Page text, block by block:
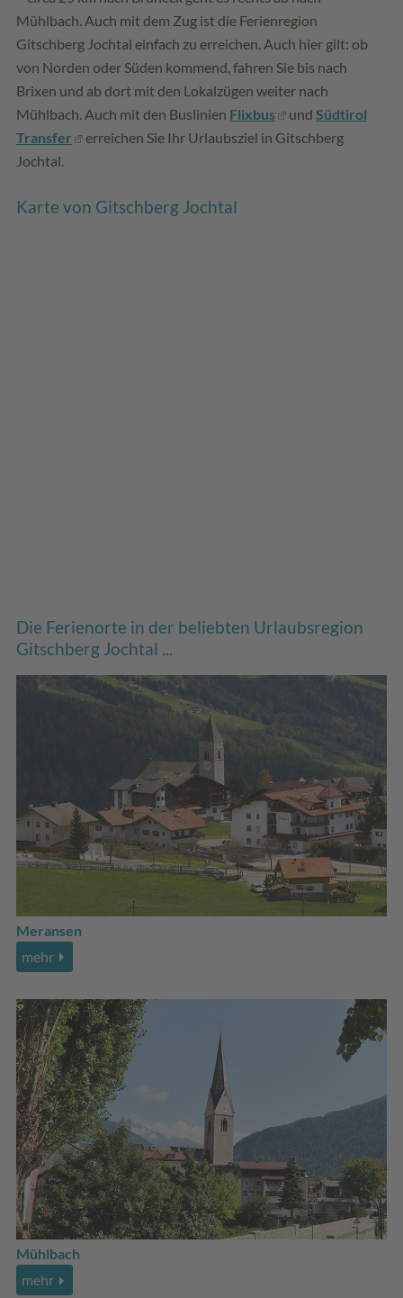
Mühlbach. Auch mit dem Zug ist die Ferienregion
Gitschberg Jochtal einfach zu erreichen. Auch hier gilt: ob
von Norden oder Süden kommend, fahren Sie bis nach
Brixen und ab dort mit den Lokalzügen weiter nach
Mühlbach. Auch mit den Buslinien Flixbus und Südtirol
Transfer
erreichen Sie Ihr Urlaubsziel in Gitschberg
Jochtal.
Karte von Gitschberg Jochtal
Die Ferienorte in der beliebten Urlaubsregion
Gitschberg Jochtal ...
Meransen
mehr
Mühlbach
mehr